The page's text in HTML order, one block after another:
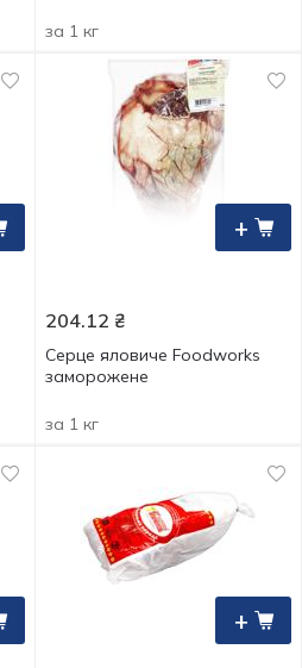
за 1 кг
+
204.12 ₴
Серце яловиче Foodworks
заморожене
за 1 кг
+